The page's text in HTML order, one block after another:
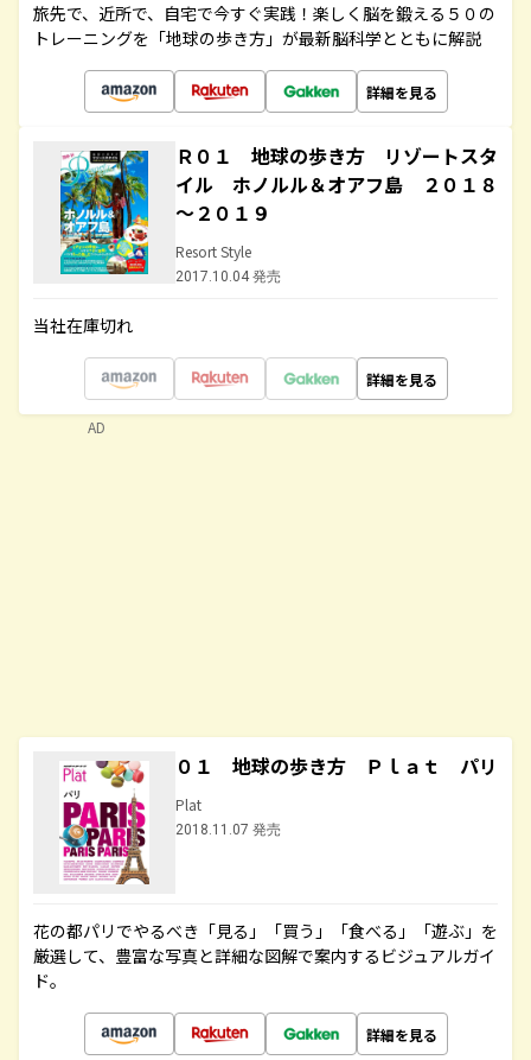
旅先で、近所で、自宅で今すぐ実践！楽しく脳を鍛える５０の
トレーニングを「地球の歩き方」が最新脳科学とともに解説
詳細を見る
Ｒ０１ 地球の歩き方 リゾートスタ
イル ホノルル＆オアフ島 ２０１８
～２０１９
Resort Style
2017.10.04 発売
当社在庫切れ
詳細を見る
０１ 地球の歩き方 Ｐｌａｔ パリ
Plat
2018.11.07 発売
花の都パリでやるべき「見る」「買う」「食べる」「遊ぶ」を
厳選して、豊富な写真と詳細な図解で案内するビジュアルガイ
ド。
詳細を見る
AD